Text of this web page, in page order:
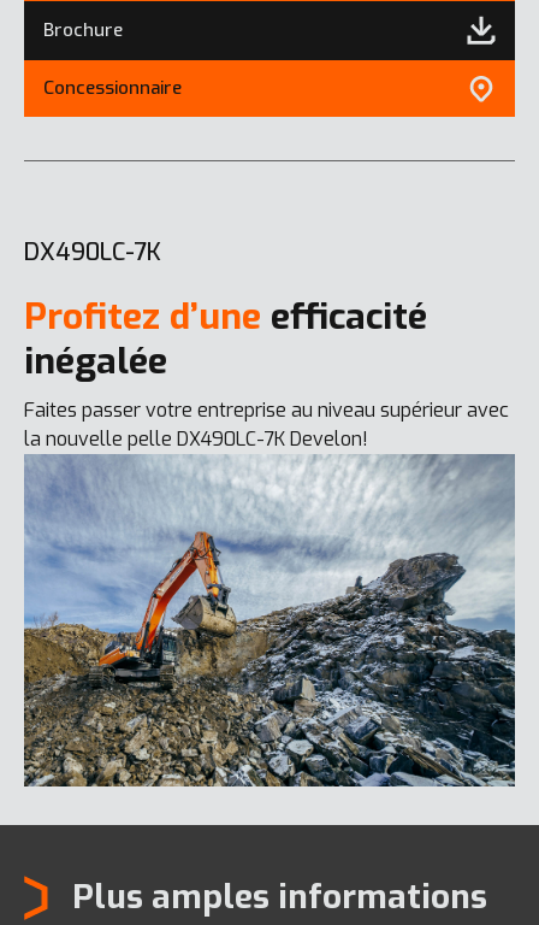
Brochure
Concessionnaire
DX490LC-7K
Profitez d’une efficacité
inégalée
Faites passer votre entreprise au niveau supérieur avec
la nouvelle pelle DX490LC-7K Develon!
Plus amples informations